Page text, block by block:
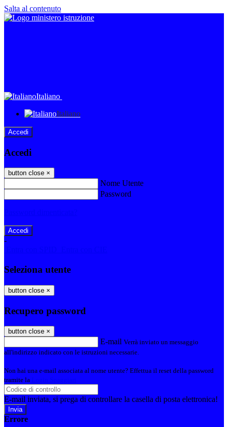
Salta al contenuto
Italiano
Italiano
Accedi
Accedi
button close ×
Nome Utente
Password
-
Seleziona utente
button close ×
Recupero password
button close ×
E-mail Verrà inviato un messaggio
all'indirizzo indicato con le istruzioni necessarie.
Non hai una e-mail associata al nome utente? Effettua il reset della password
tramite la
E-mail inviata, si prega di controllare la casella di posta elettronica!
Errore